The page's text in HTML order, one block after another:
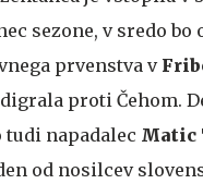
sezone, v sredo bo
prvenstva v
proti Čehom.
tudi napadalec Matic
od nosilcev